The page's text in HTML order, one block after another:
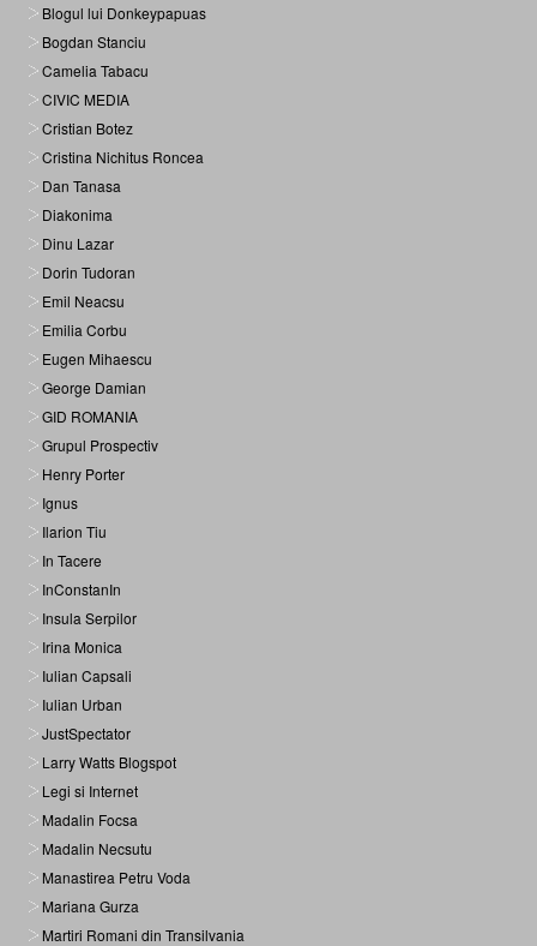
Blogul lui Donkeypapuas
Bogdan Stanciu
Camelia Tabacu
CIVIC MEDIA
Cristian Botez
Cristina Nichitus Roncea
Dan Tanasa
Diakonima
Dinu Lazar
Dorin Tudoran
Emil Neacsu
Emilia Corbu
Eugen Mihaescu
George Damian
GID ROMANIA
Grupul Prospectiv
Henry Porter
Ignus
Ilarion Tiu
In Tacere
InConstanIn
Insula Serpilor
Irina Monica
Iulian Capsali
Iulian Urban
JustSpectator
Larry Watts Blogspot
Legi si Internet
Madalin Focsa
Madalin Necsutu
Manastirea Petru Voda
Mariana Gurza
Martiri Romani din Transilvania